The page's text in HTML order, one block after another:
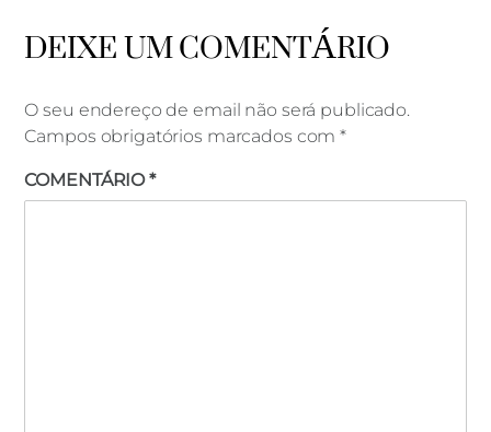
DEIXE UM COMENTÁRIO
O seu endereço de email não será publicado.
Campos obrigatórios marcados com*
COMENTÁRIO*